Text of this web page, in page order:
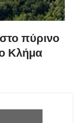
πύρινο
Κλήμα